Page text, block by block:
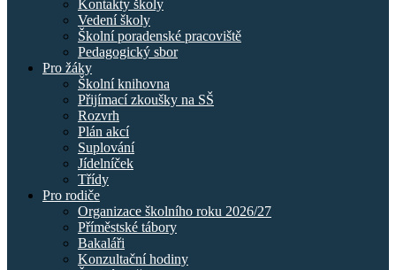
Kontakty školy
Vedení školy
Školní poradenské pracoviště
Pedagogický sbor
Pro žáky
Školní knihovna
Přijímací zkoušky na SŠ
Rozvrh
Plán akcí
Suplování
Jídelníček
Třídy
Pro rodiče
Organizace školního roku 2026/27
Příměstské tábory
Bakaláři
Konzultační hodiny